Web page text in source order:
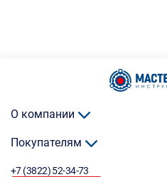
О компании
Покупателям
+7 (3822) 52-34-73